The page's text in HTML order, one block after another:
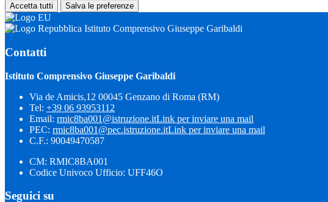
Accetta tutti Salva le preferenze
Istituto Comprensivo Giuseppe Garibaldi
Contatti
Istituto Comprensivo Giuseppe Garibaldi
Via de Amicis,12 00045 Genzano di Roma (RM)
Tel: +39 06 93953112
Email: rmic8ba001@istruzione.itLink per inviare una mail
PEC: rmic8ba001@pec.istruzione.itLink per inviare una mail
C.F.: 90049470587
CM: RMIC8BA001
Codice Univoco Ufficio: UFF46O
Seguici su